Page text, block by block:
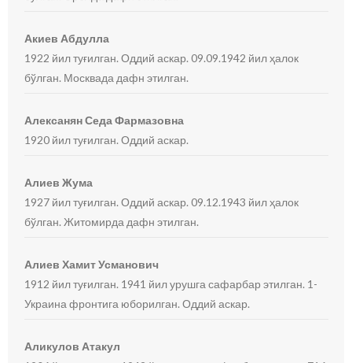
Акиев Абдулла
1922 йил туғилган. Оддий аскар. 09.09.1942 йил ҳалок
бўлган. Москвада дафн этилган.
Алексанян Седа Фармазовна
1920 йил туғилган. Оддий аскар.
Алиев Жума
1927 йил туғилган. Оддий аскар. 09.12.1943 йил ҳалок
бўлган. Житомирда дафн этилган.
Алиев Хамит Усманович
1912 йил туғилган. 1941 йил урушга сафарбар этилган. 1-
Украина фронтига юборилган. Оддий аскар.
Аликулов Атакул